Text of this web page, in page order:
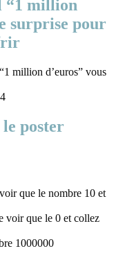
“1 million
surprise pour
million d’euros” vous
poster
que le nombre 10 et
voir que le 0 et collez
1000000